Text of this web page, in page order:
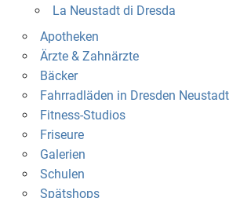
La Neustadt di Dresda
Apotheken
Ärzte & Zahnärzte
Bäcker
Fahrradläden in Dresden Neustadt
Fitness-Studios
Friseure
Galerien
Schulen
Spätshops